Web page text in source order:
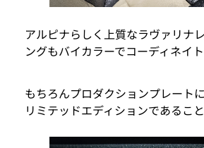
アルピナらしく上質なラヴァリナ
ングもバイカラーでコーディネイ
もちろんプロダクションプレート
リミテッドエディションであるこ